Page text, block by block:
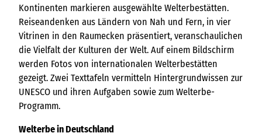
Kontinenten markieren ausgewählte Welterbestätten.
Reiseandenken aus Ländern von Nah und Fern, in vier
Vitrinen in den Raumecken präsentiert, veranschaulichen
die Vielfalt der Kulturen der Welt. Auf einem Bildschirm
werden Fotos von internationalen Welterbestätten
gezeigt. Zwei Texttafeln vermitteln Hintergrundwissen zur
UNESCO und ihren Aufgaben sowie zum Welterbe-
Programm.
Welterbe in Deutschland